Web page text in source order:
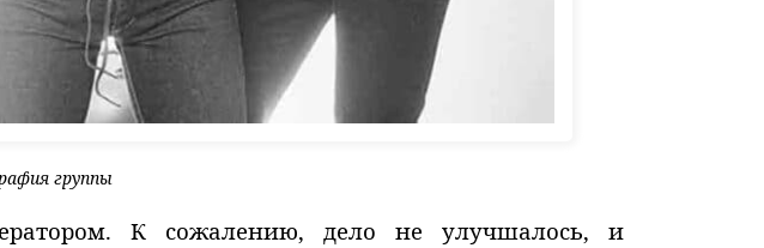
группы
К сожалению, дело не улучшалось, и